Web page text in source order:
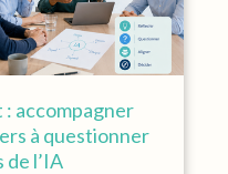
: accompagner
à questionner
de l’IA